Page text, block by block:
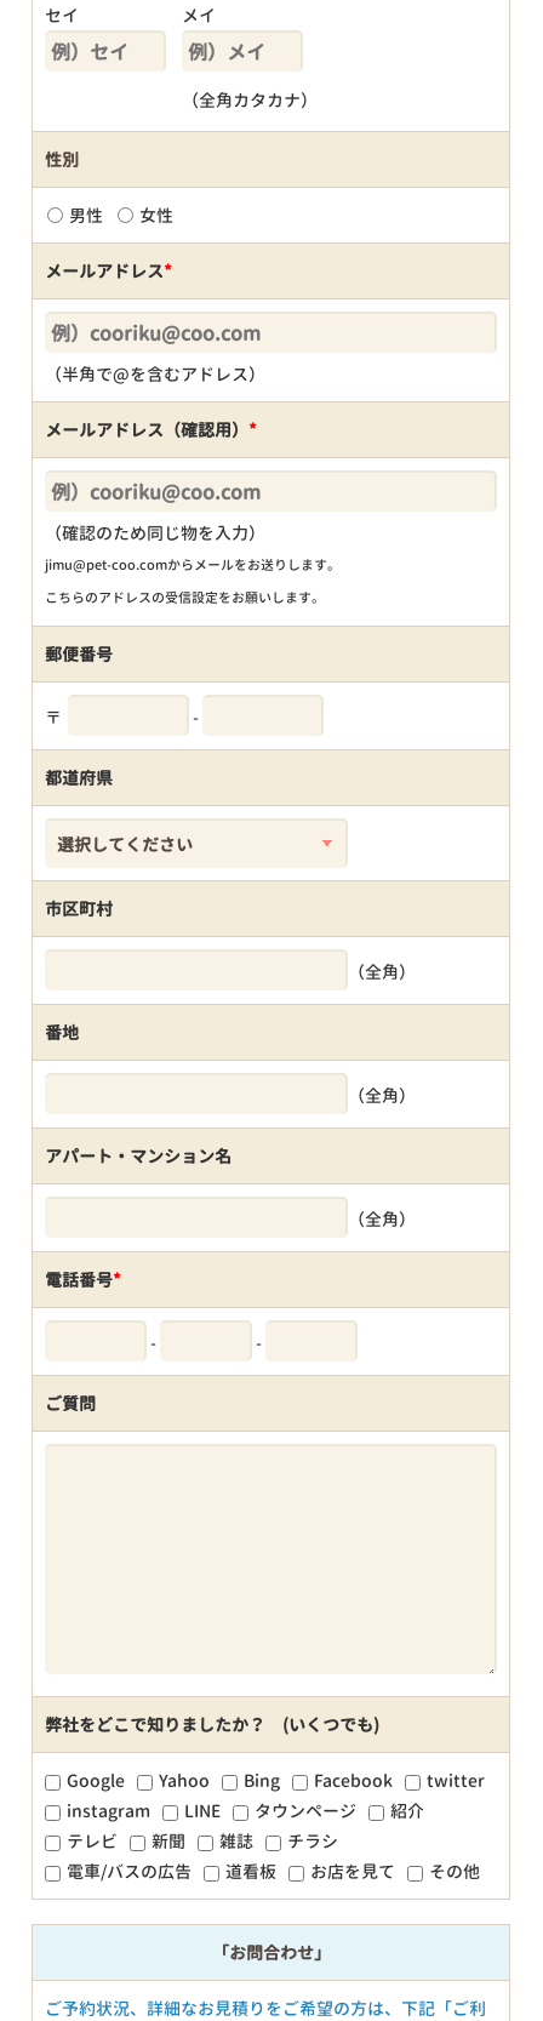
セイ メイ
（全角カタカナ）
性別
男性 女性
メールアドレス*
（半角で@を含むアドレス）
メールアドレス（確認用） *
（確認のため同じ物を入力）
jimu@pet-coo.comからメールをお送りします。
こちらのアドレスの受信設定をお願いします。
郵便番号
〒 -
都道府県
市区町村
（全角）
番地
（全角）
アパート・マンション名
（全角）
電話番号*
- -
ご質問
弊社をどこで知りましたか？ (いくつでも)
Google Yahoo Bing Facebook
twitter
instagram
LINE タウンページ
紹介
テレビ
新聞 雑誌
チラシ
電車/バスの広告
道看板 お店を見て その他
「お問合わせ」
ご予約状況、詳細なお見積りをご希望の方は、下記「ご利